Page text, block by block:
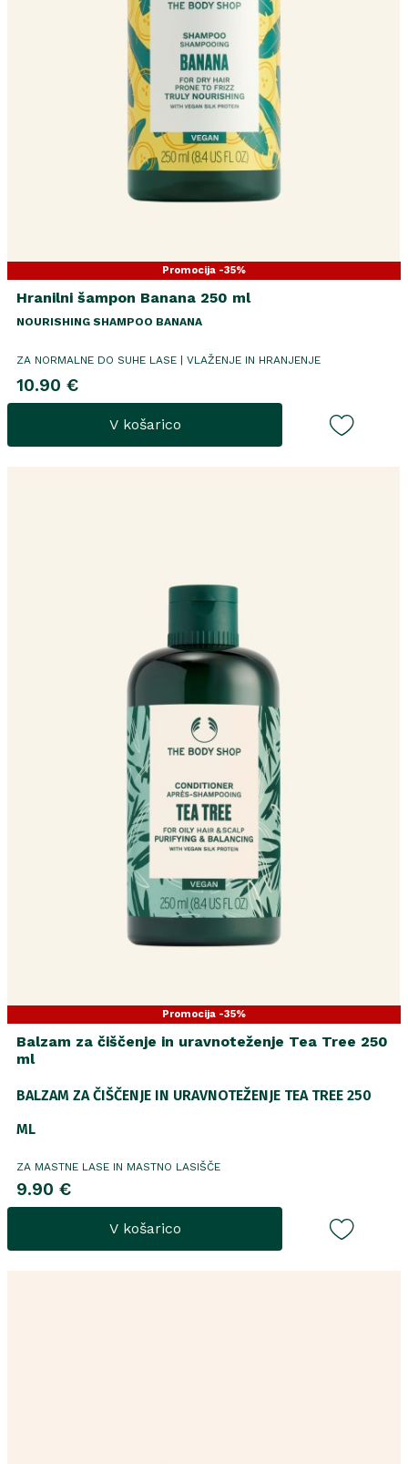
Promocija -35%
Hranilni šampon Banana 250 ml
NOURISHING SHAMPOO BANANA
ZA NORMALNE DO SUHE LASE | VLAŽENJE IN HRANJENJE
10.90 €
V košarico
Promocija -35%
Balzam za čiščenje in uravnoteženje Tea Tree 250
ml
BALZAM ZA ČIŠČENJE IN URAVNOTEŽENJE TEA TREE 250
ML
ZA MASTNE LASE IN MASTNO LASIŠČE
9.90 €
V košarico